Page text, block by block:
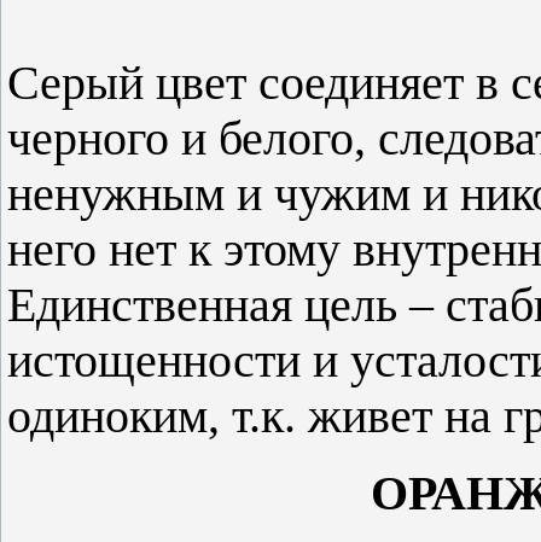
Серый цвет соединяет в
черного и белого,
ненужным и чужим и
него нет к этому
Единственная цель –
истощенности и
одиноким, т.к. живет на